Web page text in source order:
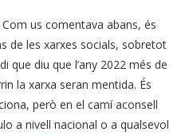
Com us comentava abans, és
de les xarxes socials, sobretot
que diu que l’any 2022 més de
la xarxa seran mentida. És
però en el camí aconsell
a nivell nacional o a qualsevol